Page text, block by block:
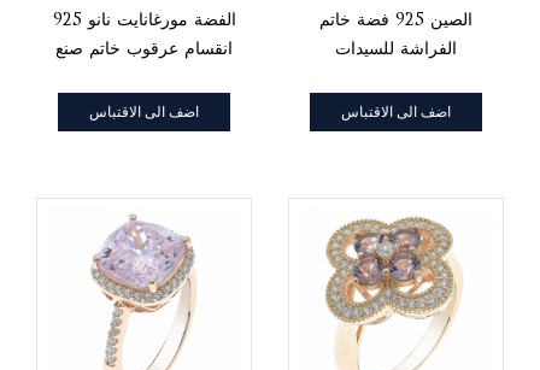
925 الفضة مورغانايت نانو
انقسام عرقوب خاتم صنع
اضف الى الاقتباس
الصين 925 فضة خاتم
الفراشة للسيدات
اضف الى الاقتباس